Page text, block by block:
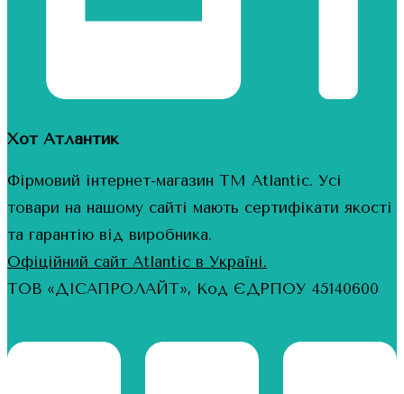
Хот Атлантик
Фірмовий інтернет-магазин ТМ Atlantic. Усі
товари на нашому сайті мають сертифікати якості
та гарантію від виробника.
Офіційний сайт Atlantic в Україні.
ТОВ «ДІСАПРОЛАЙТ», Код ЄДРПОУ 45140600